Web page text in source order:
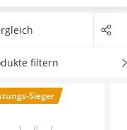
kann. Da sich eine
lässt, ist ein
tragfähige
hier im August 2026
*
filtern
Sieger